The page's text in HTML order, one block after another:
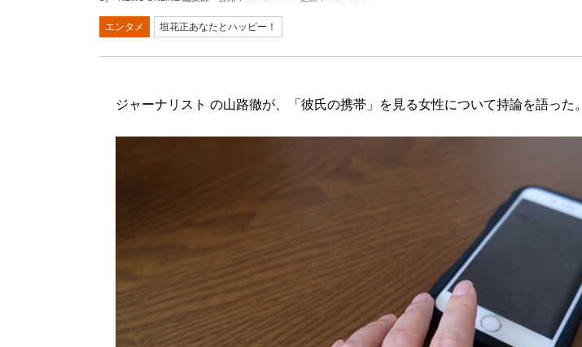
エンタメ 垣花正あなたとハッピー！
ジャーナリスト の山路徹が、「彼氏の携帯」を見る女性について持論を語った。